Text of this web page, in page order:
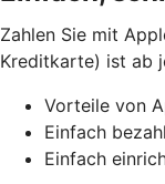
Zahlen Sie mit
Kreditkarte) ist ab
Vorteile von
Einfach
Einfach